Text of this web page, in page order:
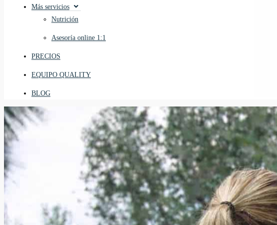
Más servicios
Nutrición
Asesoría online 1:1
PRECIOS
EQUIPO QUALITY
BLOG